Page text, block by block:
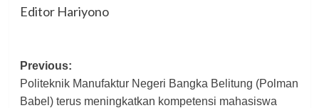
Editor Hariyono
Post
navigation
Previous:
Politeknik Manufaktur Negeri Bangka Belitung (Polman
Babel) terus meningkatkan kompetensi mahasiswa